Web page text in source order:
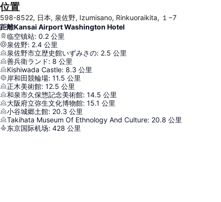
位置
598-8522, 日本, 泉佐野, Izumisano, Rinkuoraikita, １−7
距離Kansai Airport Washington Hotel
临空镇站: 0.2 公里
泉佐野: 2.4 公里
泉佐野市立歴史館いずみさの: 2.5 公里
善兵衛ランド: 8 公里
Kishiwada Castle: 8.3 公里
岸和田競輪場: 11.5 公里
正木美術館: 12.5 公里
和泉市久保惣記念美術館: 14.5 公里
大阪府立弥生文化博物館: 15.1 公里
小谷城郷土館: 20.3 公里
Takihata Museum Of Ethnology And Culture: 20.8 公里
东京国际机场: 428 公里